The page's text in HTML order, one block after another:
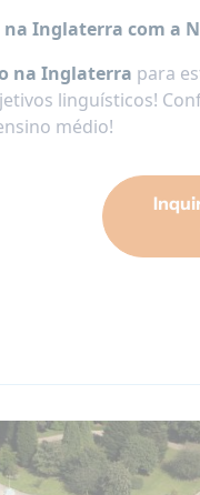
Inglaterra com a
na Inglaterra para
linguísticos!
médio!